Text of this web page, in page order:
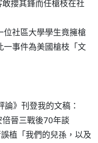
攖其鋒而任槍枝在社
社區大學學生竟擁槍
一事件為美國槍枝「文
》刊登我的文稿：
倍晉三戰後70年談
植「我們的兒孫，以及